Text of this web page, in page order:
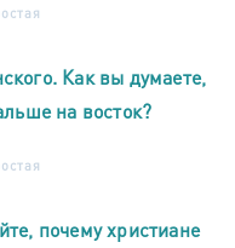
Как вы думаете,
на восток?
почему христиане